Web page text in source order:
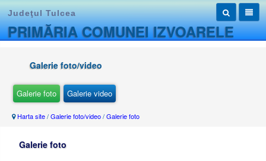
Judeţul Tulcea
PRIMĂRIA COMUNEI IZVOARELE
Galerie foto/video
Galerie foto Galerie video
Harta site/Galerie foto/video/Galerie foto
Galerie foto